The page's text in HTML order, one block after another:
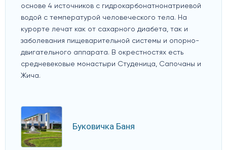
основе 4 источников с гидрокарбонатнонатриевой
водой с температурой человеческого тела. На
курорте лечат как от сахарного диабета, так и
заболевания пищеварительной системы и опорно-
двигательного аппарата. В окрестностях есть
средневековые монастыри Студеница, Сапочаны и
Жича.
Буковичка Баня